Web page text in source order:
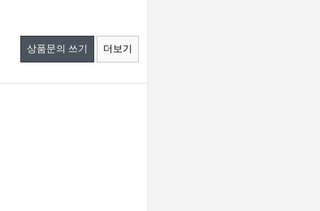
상품문의 쓰기 더보기